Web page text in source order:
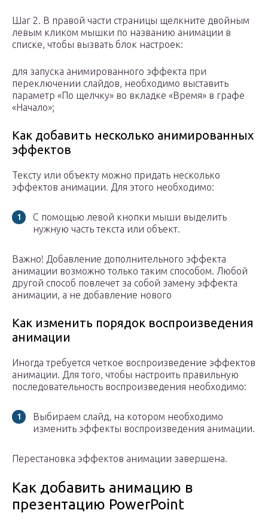
Шаг 2. В правой части страницы щелкните двойным
левым кликом мышки по названию анимации в
списке, чтобы вызвать блок настроек:
для запуска анимированного эффекта при
переключении слайдов, необходимо выставить
параметр «По щелчку» во вкладке «Время» в графе
«Начало»;
Как добавить несколько анимированных
эффектов
Тексту или объекту можно придать несколько
эффектов анимации. Для этого необходимо:
С помощью левой кнопки мыши выделить
нужную часть текста или объект.
Важно! Добавление дополнительного эффекта
анимации возможно только таким способом. Любой
другой способ повлечет за собой замену эффекта
анимации, а не добавление нового
Как изменить порядок воспроизведения
анимации
Иногда требуется четкое воспроизведение эффектов
анимации. Для того, чтобы настроить правильную
последовательность воспроизведения необходимо:
Выбираем слайд, на котором необходимо
изменить эффекты воспроизведения анимации.
Перестановка эффектов анимации завершена.
Как добавить анимацию в
презентацию PowerPoint